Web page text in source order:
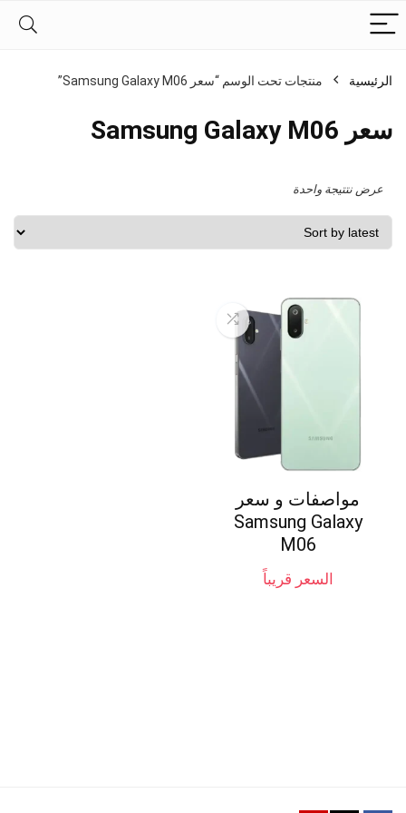
الرئيسية منتجات تحت الوسم “سعر Samsung Galaxy M06”
سعر Samsung Galaxy M06
عرض نتتيجة واحدة
مواصفات و سعر
Samsung Galaxy
M06
السعر قريباً